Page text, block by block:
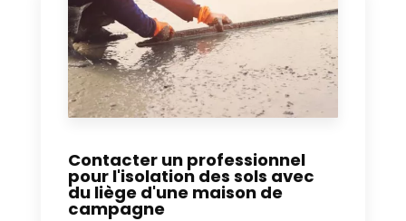
Contacter un professionnel
pour l'isolation des sols avec
du liège d'une maison de
campagne